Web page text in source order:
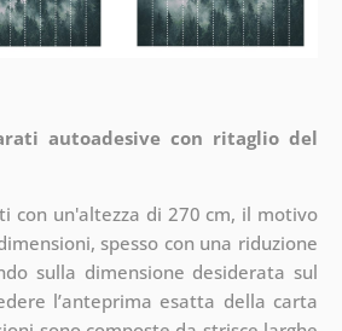
autoadesive con ritaglio del
con un'altezza di 270 cm, il motivo
spesso con una riduzione
sulla dimensione desiderata sul
l’anteprima esatta della carta